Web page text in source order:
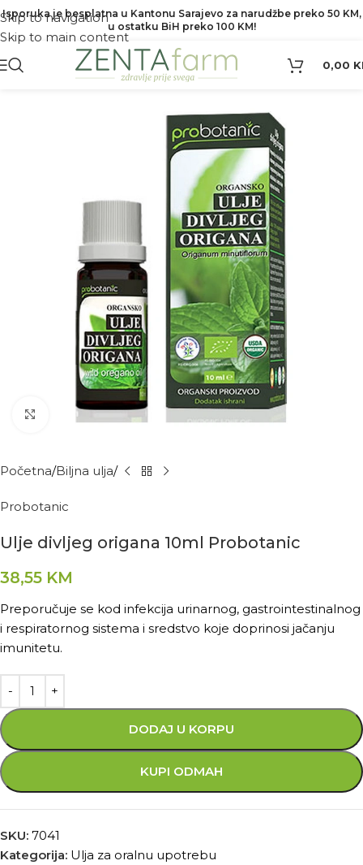
Skip to navigation
Skip to main content
Isporuka je besplatna u Kantonu Sarajevo za narudžbe preko 50 KM,
u ostatku BiH preko 100 KM!
0,00
Kliknite za povećanje
Početna Biljna ulja
Probotanic
Ulje divljeg origana 10ml Probotanic
38,55 KM
Preporučuje se kod infekcija urinarnog, gastrointestinalnog
i respiratornog sistema i sredstvo koje doprinosi jačanju
imunitetu.
DODAJ U KORPU
KUPI ODMAH
SKU: 7041
Kategorija: Ulja za oralnu upotrebu